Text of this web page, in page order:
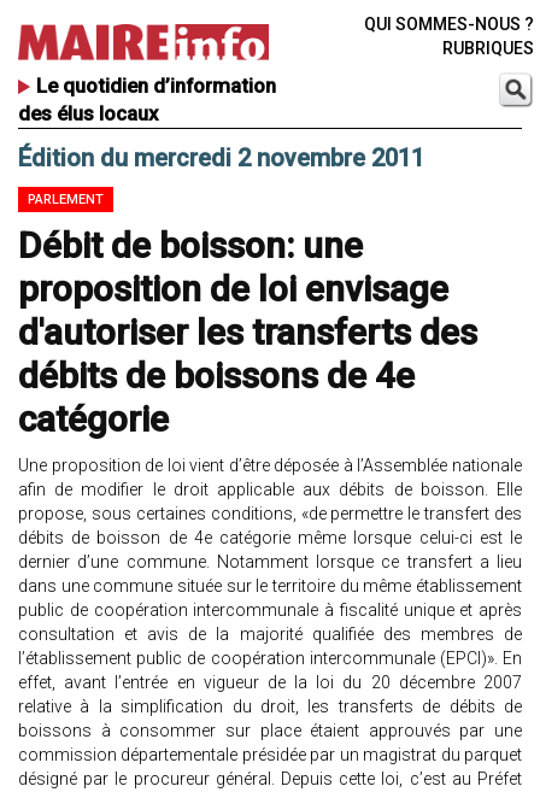
Le quotidien d’information
des élus locaux
QUI SOMMES-NOUS ?
RUBRIQUES
Édition du mercredi 2 novembre 2011
PARLEMENT
Débit de boisson: une
proposition de loi envisage
d'autoriser les transferts des
débits de boissons de 4e
catégorie
Une proposition de loi vient d’être déposée à l’Assemblée nationale
afin de modifier le droit applicable aux débits de boisson. Elle
propose, sous certaines conditions, «de permettre le transfert des
débits de boisson de 4e catégorie même lorsque celui-ci est le
dernier d’une commune. Notamment lorsque ce transfert a lieu
dans une commune située sur le territoire du même établissement
public de coopération intercommunale à fiscalité unique et après
consultation et avis de la majorité qualifiée des membres de
l’établissement public de coopération intercommunale (EPCI)». En
effet, avant l’entrée en vigueur de la loi du 20 décembre 2007
relative à la simplification du droit, les transferts de débits de
boissons à consommer sur place étaient approuvés par une
commission départementale présidée par un magistrat du parquet
désigné par le procureur général. Depuis cette loi, c’est au Préfet